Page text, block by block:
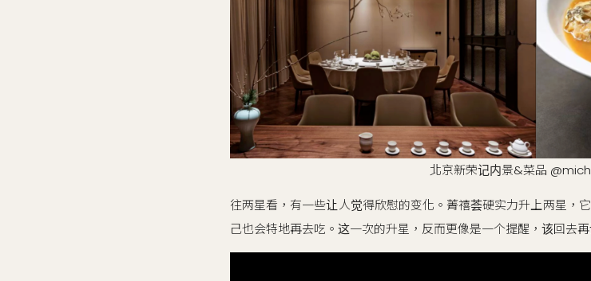
北京新荣记内景&菜品
往两星看，有一些让人觉得欣慰的变化。菁禧荟硬实力升上两星，
己也会特地再去吃。这一次的升星，反而更像是一个提醒，该回去再